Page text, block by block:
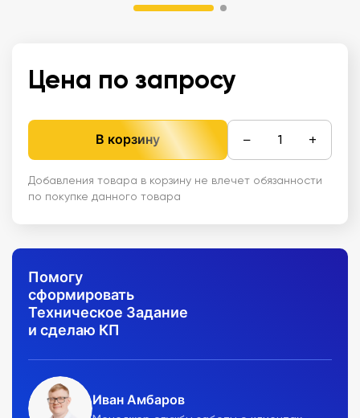
Цена по запросу
В корзину − +
Добавления товара в корзину не влечет обязанности
по покупке данного товара
Помогу
сформировать
Техническое Задание
и сделаю КП
Иван Амбаров